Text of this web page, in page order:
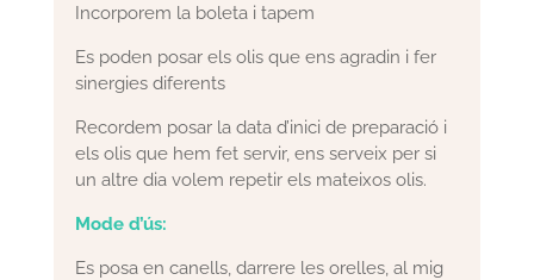
Incorporem la boleta i tapem
Es poden posar els olis que ens agradin i fer
sinergies diferents
Recordem posar la data d’inici de preparació i
els olis que hem fet servir, ens serveix per si
un altre dia volem repetir els mateixos olis.
Mode d’ús:
Es posa en canells, darrere les orelles, al mig